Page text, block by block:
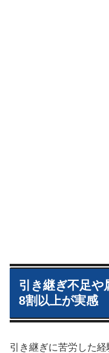
引き継ぎ不足や
8割以上が実感
引き継ぎに苦労した